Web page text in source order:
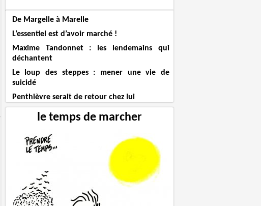
De Margelle à Marelle
L’essentiel est d’avoir marché !
Maxime Tandonnet : les lendemains qui
déchantent
Le loup des steppes : mener une vie de
suicidé
Penthièvre serait de retour chez lui
le temps de marcher